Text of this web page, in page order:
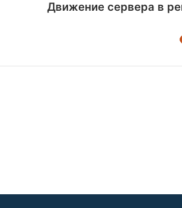
Движение сервера в